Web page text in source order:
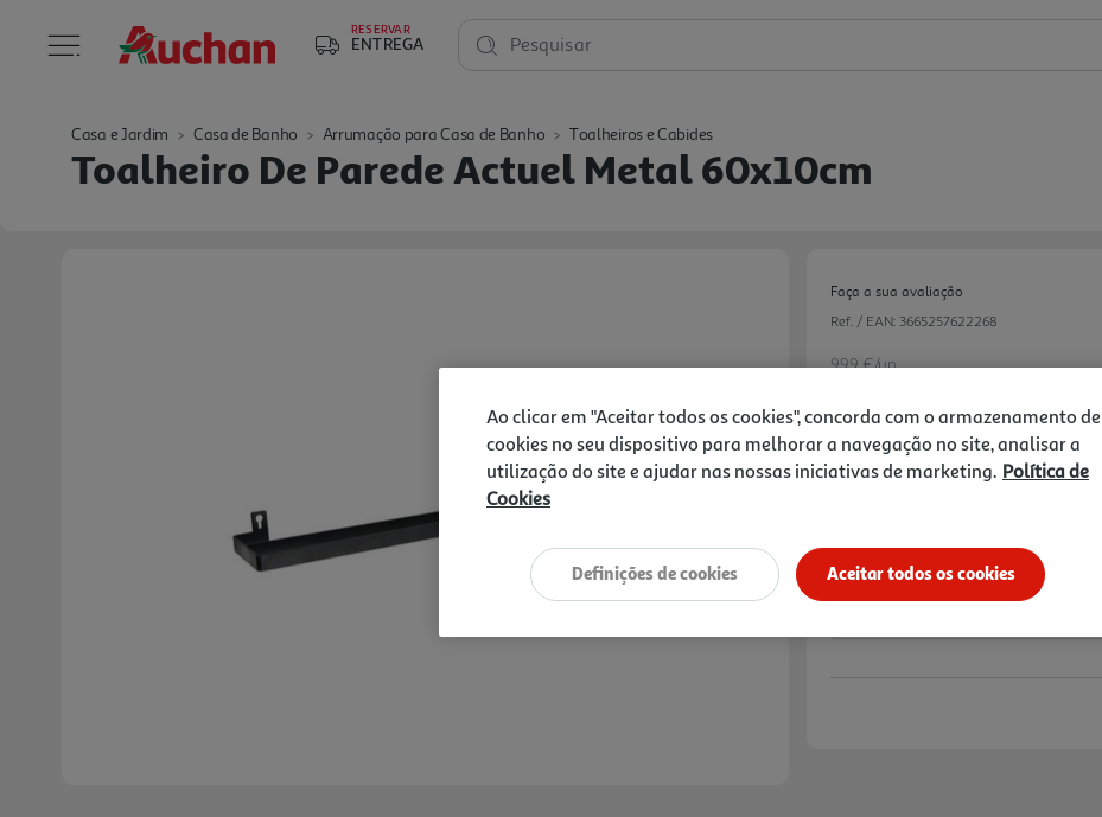
RESERVAR
ENTREGA Pesquisar
Casa e Jardim Casa de Banho Arrumação para Casa de Banho Toalheiros e Cabides
Toalheiro De Parede Actuel Metal 60x10cm
Faça a sua avaliação
Ref. / EAN: 3665257622268
9.99 €/un
9,99 €
Ao clicar em "Aceitar todos os cookies", concorda com o armazenamento de
cookies no seu dispositivo para melhorar a navegação no site, analisar a
utilização do site e ajudar nas nossas iniciativas de marketing. Política de
Cookies
Aceitar todos os cookies
Definições de cookies